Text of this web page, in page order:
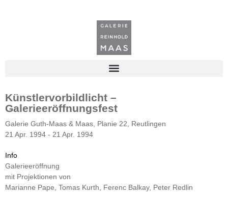
Künstlervorbildlicht –
Galerieeröffnungsfest
Galerie Guth-Maas & Maas, Planie 22, Reutlingen
21 Apr. 1994 - 21 Apr. 1994
Info
Galerieeröffnung
mit Projektionen von
Marianne Pape, Tomas Kurth, Ferenc Balkay, Peter Redlin